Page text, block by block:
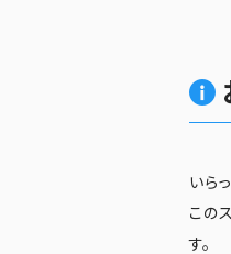
いら
この
す。